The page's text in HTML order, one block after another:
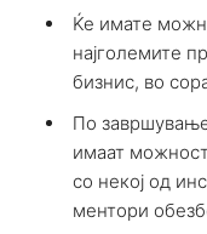
Ќе имате
најголемите
бизнис, во
По
имаат
со некој од
ментори